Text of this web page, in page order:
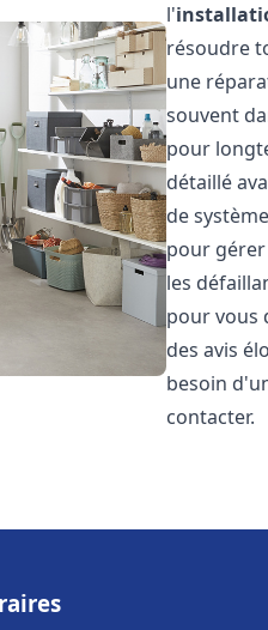
l'
résoudre
une
souvent
pour
détaillé
de
pour
les
pour vous
des avis
besoin
contacter.